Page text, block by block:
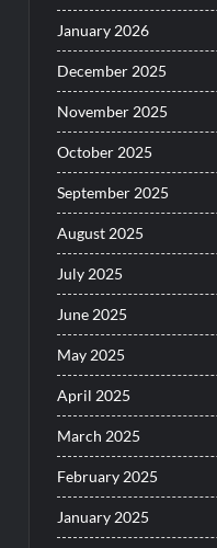
January 2026
December 2025
November 2025
October 2025
September 2025
August 2025
July 2025
June 2025
May 2025
April 2025
March 2025
February 2025
January 2025